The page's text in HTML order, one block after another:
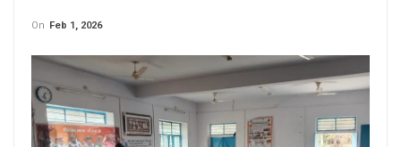
On Feb 1, 2026